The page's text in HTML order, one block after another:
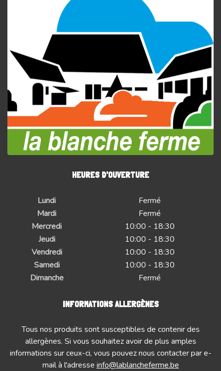
HEURES D'OUVERTURE
Lundi
Fermé
Mardi
Fermé
Mercredi
10:00 - 18:30
Jeudi
10:00 - 18:30
Vendredi
10:00 - 18:30
Samedi
10:00 - 18:30
Dimanche
Fermé
INFORMATIONS ALLERGÈNES
Tous nos produits sont susceptibles de contenir des
allergènes. Si vous souhaitez avoir de plus amples
informations sur ceux-ci, vous pouvez nous contacter par e-
mail à l'adresse info@lablancheferme.be